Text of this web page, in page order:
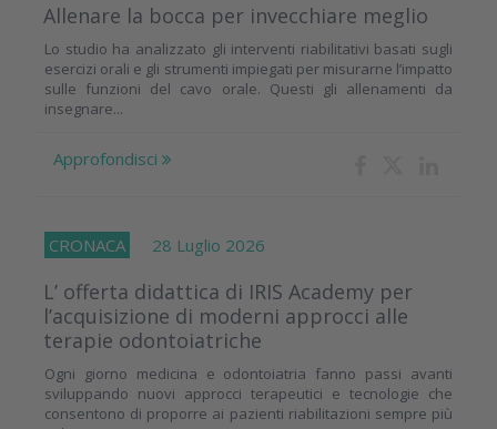
Allenare la bocca per invecchiare meglio
Lo studio ha analizzato gli interventi riabilitativi basati sugli
esercizi orali e gli strumenti impiegati per misurarne l’impatto
sulle funzioni del cavo orale. Questi gli allenamenti da
insegnare...
Approfondisci
CRONACA 28 Luglio 2026
L’ offerta didattica di IRIS Academy per
l’acquisizione di moderni approcci alle
terapie odontoiatriche
Ogni giorno medicina e odontoiatria fanno passi avanti
sviluppando nuovi approcci terapeutici e tecnologie che
consentono di proporre ai pazienti riabilitazioni sempre più